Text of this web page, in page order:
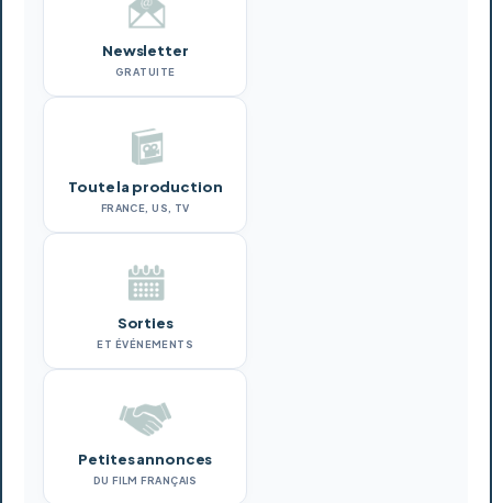
Newsletter
GRATUITE
Toute la production
FRANCE, US, TV
Sorties
ET ÉVÉNEMENTS
Petites annonces
DU FILM FRANÇAIS